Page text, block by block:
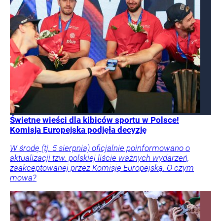
Świetne wieści dla kibiców sportu w Polsce!
Komisja Europejska podjęła decyzję
W środę (tj. 5 sierpnia) oficjalnie poinformowano o
aktualizacji tzw. polskiej liście ważnych wydarzeń,
zaakceptowanej przez Komisję Europejską. O czym
mowa?